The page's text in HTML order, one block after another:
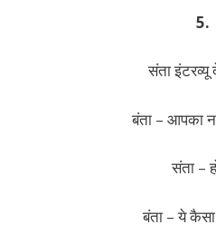
5.
संता इंटरव्यू
बंता – आपका
संता –
बंता – ये कैसा